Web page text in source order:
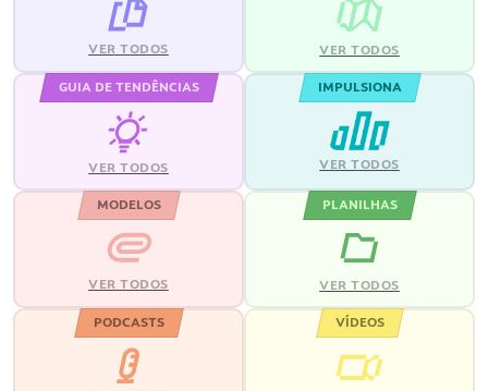
VER TODOS VER TODOS
GUIA DE TENDÊNCIAS
VER TODOS
IMPULSIONA
VER TODOS
MODELOS
VER TODOS
PLANILHAS
VER TODOS
PODCASTS VÍDEOS